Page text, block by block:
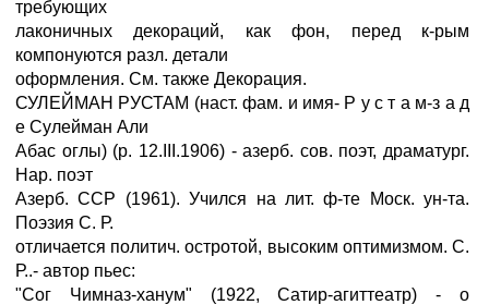
требующих
лаконичных декораций, как фон, перед к-рым
компонуются разл. детали
оформления. См. также Декорация.
СУЛЕЙМАН РУСТАМ (наст. фам. и имя- Р у с т а м-з а д
е Сулейман Али
Абас оглы) (р. 12.III.1906) - азерб. сов. поэт, драматург.
Нар. поэт
Азерб. ССР (1961). Учился на лит. ф-те Моск. ун-та.
Поэзия С. Р.
отличается политич. остротой, высоким оптимизмом. С.
Р..- автор пьес:
"Сог Чимназ-ханум" (1922, Сатир-агиттеатр) - о